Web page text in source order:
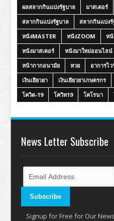
ผลสลากกินแบ่งรัฐบาล
มาสเตอร์
สลากกินแบ่งรัฐบาล
สลากกินแบ่ง
หนังMASTER
หนังZOOM หนั
หนังมาสเตอร์
หนังมาใหม่ออนไลน์
หน้ากากอนามัย
หวย อาการไ
เงินเยียวยา
เงินเยียวยาเกษตรกร
โควิด-19
โควิท19 โคโรนา
News Letter Subscribe
Signup for Free for Our